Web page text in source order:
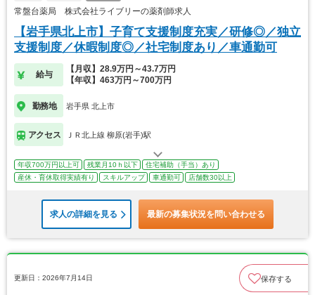
常盤台薬局 株式会社ライブリーの薬剤師求人
【岩手県北上市】子育て支援制度充実／研修◎／独立
支援制度／休暇制度◎／社宅制度あり／車通勤可
給与
【月収】28.9万円～43.7万円
【年収】463万円～700万円
勤務地 岩手県 北上市
アクセス ＪＲ北上線 柳原(岩手)駅
年収700万円以上可 残業月10ｈ以下
住宅補助（手当）あり
産休・育休取得実績有り
スキルアップ 車通勤可 店舗数30以上
求人の詳細を見る 最新の募集状況を問い合わせる
更新日：2026年7月14日 保存する